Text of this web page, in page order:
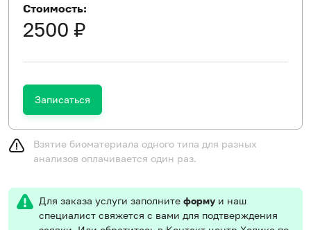
Стоимость:
2500 ₽
Записаться
Взятие биоматериала одного типа для разных
анализов оплачивается один раз.
Для заказа услуги заполните форму и наш
специалист свяжется с вами для подтверждения